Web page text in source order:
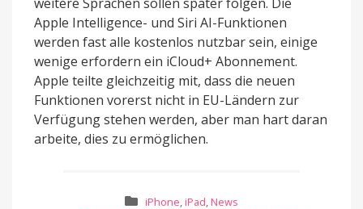
Apple Intelligence- und Siri AI-Funktionen
werden fast alle kostenlos nutzbar sein, einige
wenige erfordern ein iCloud+ Abonnement.
Apple teilte gleichzeitig mit, dass die neuen
Funktionen vorerst nicht in EU-Ländern zur
Verfügung stehen werden, aber man hart daran
arbeite, dies zu ermöglichen.
iPhone, iPad, News